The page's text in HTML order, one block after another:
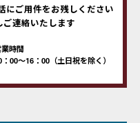
にご用件をお残しください
連絡いたします
業時間
：00～16：00（土日祝を除く）